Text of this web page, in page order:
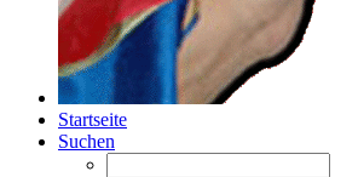
Startseite
Suchen